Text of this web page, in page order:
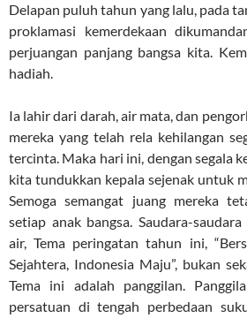
Delapan puluh tahun yang lalu, pada
proklamasi kemerdekaan
perjuangan panjang bangsa kita.
hadiah.
Ia lahir dari darah, air mata, dan
mereka yang telah rela kehilangan
tercinta. Maka hari ini, dengan segala
kita tundukkan kepala sejenak untuk
Semoga semangat juang mereka
setiap anak bangsa. Saudara-
air, Tema peringatan tahun ini,
Sejahtera, Indonesia Maju”, bukan
Tema ini adalah panggilan.
persatuan di tengah perbedaan